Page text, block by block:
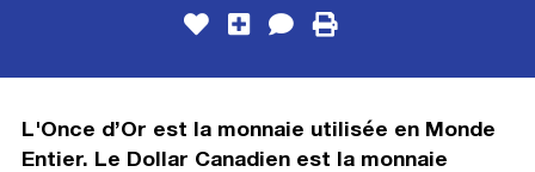
L'Once d’Or est la monnaie utilisée en Monde
Entier. Le Dollar Canadien est la monnaie